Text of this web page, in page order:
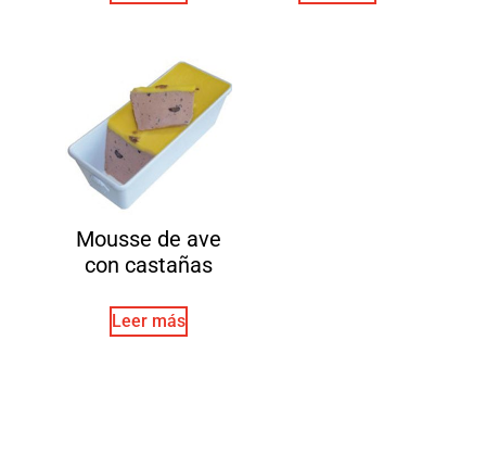
Mousse de ave
con castañas
Leer más